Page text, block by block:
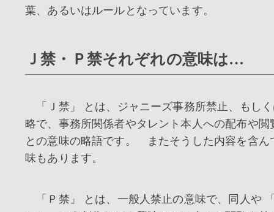
葉、あるいはルールとなっています。
Ｊ禁・Ｐ禁それぞれの意味は…
「Ｊ禁」 とは、ジャニーズ事務所禁止、もし
略で、事務所関係者やタレント本人への配布や
との意味の略語です。 またそうした内容を含ん
味もあります。
「Ｐ禁」 とは、一般人禁止の意味で、同人や